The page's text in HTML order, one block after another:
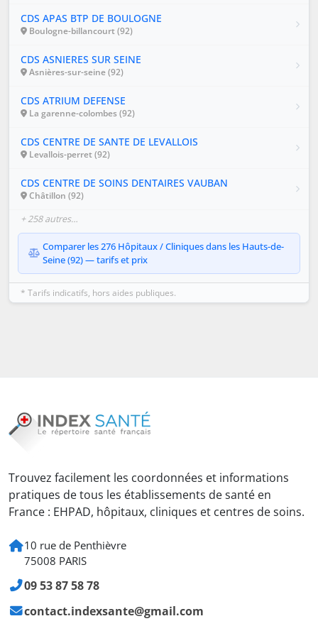
CDS APAS BTP DE BOULOGNE
Boulogne-billancourt (92)
CDS ASNIERES SUR SEINE
Asnières-sur-seine (92)
CDS ATRIUM DEFENSE
La garenne-colombes (92)
CDS CENTRE DE SANTE DE LEVALLOIS
Levallois-perret (92)
CDS CENTRE DE SOINS DENTAIRES VAUBAN
Châtillon (92)
+ 258 autres…
Comparer les 276 Hôpitaux / Cliniques dans les Hauts-de-
Seine (92) — tarifs et prix
* Tarifs indicatifs, hors aides publiques.
Trouvez facilement les coordonnées et informations
pratiques de tous les établissements de santé en
France : EHPAD, hôpitaux, cliniques et centres de soins.
10 rue de Penthièvre
75008 PARIS
09 53 87 58 78
contact.indexsante@gmail.com